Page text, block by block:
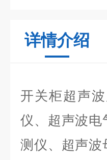
详情介绍
开关柜超声
仪、超声波电
测仪、超声波